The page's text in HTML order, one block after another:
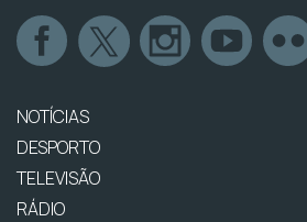
NOTÍCIAS
DESPORTO
TELEVISÃO
RÁDIO